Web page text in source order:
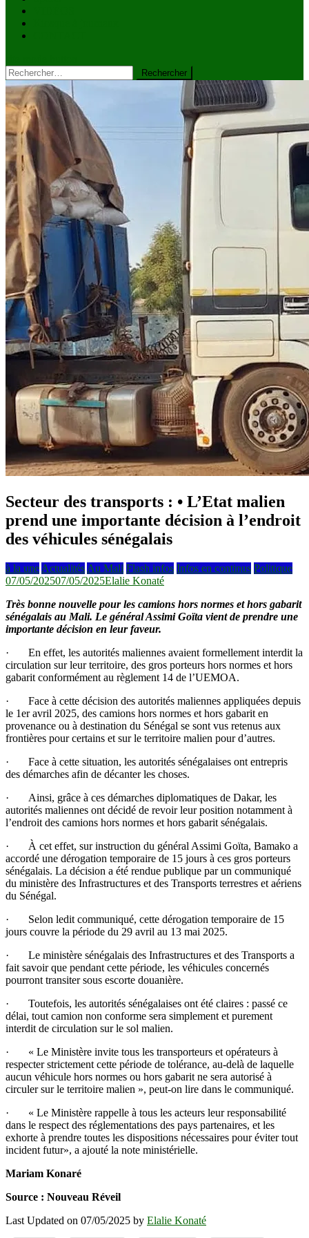
Rechercher :
Secteur des transports : • L’Etat malien
prend une importante décision à l’endroit
des véhicules sénégalais
à la une Actualités Au Mali Flash infos Infos en continus Politique
07/05/202507/05/2025Elalie Konaté
Très bonne nouvelle pour les camions hors normes et hors gabarit
sénégalais au Mali. Le général Assimi Goïta vient de prendre une
importante décision en leur faveur.
· En effet, les autorités maliennes avaient formellement interdit la
circulation sur leur territoire, des gros porteurs hors normes et hors
gabarit conformément au règlement 14 de l’UEMOA.
· Face à cette décision des autorités maliennes appliquées depuis
le 1er avril 2025, des camions hors normes et hors gabarit en
provenance ou à destination du Sénégal se sont vus retenus aux
frontières pour certains et sur le territoire malien pour d’autres.
· Face à cette situation, les autorités sénégalaises ont entrepris
des démarches afin de décanter les choses.
· Ainsi, grâce à ces démarches diplomatiques de Dakar, les
autorités maliennes ont décidé de revoir leur position notamment à
l’endroit des camions hors normes et hors gabarit sénégalais.
· À cet effet, sur instruction du général Assimi Goïta, Bamako a
accordé une dérogation temporaire de 15 jours à ces gros porteurs
sénégalais. La décision a été rendue publique par un communiqué
du ministère des Infrastructures et des Transports terrestres et aériens
du Sénégal.
· Selon ledit communiqué, cette dérogation temporaire de 15
jours couvre la période du 29 avril au 13 mai 2025.
· Le ministère sénégalais des Infrastructures et des Transports a
fait savoir que pendant cette période, les véhicules concernés
pourront transiter sous escorte douanière.
· Toutefois, les autorités sénégalaises ont été claires : passé ce
délai, tout camion non conforme sera simplement et purement
interdit de circulation sur le sol malien.
· « Le Ministère invite tous les transporteurs et opérateurs à
respecter strictement cette période de tolérance, au-delà de laquelle
aucun véhicule hors normes ou hors gabarit ne sera autorisé à
circuler sur le territoire malien », peut-on lire dans le communiqué.
· « Le Ministère rappelle à tous les acteurs leur responsabilité
dans le respect des réglementations des pays partenaires, et les
exhorte à prendre toutes les dispositions nécessaires pour éviter tout
incident futur», a ajouté la note ministérielle.
Mariam Konaré
Source : Nouveau Réveil
Last Updated on 07/05/2025 by Elalie Konaté